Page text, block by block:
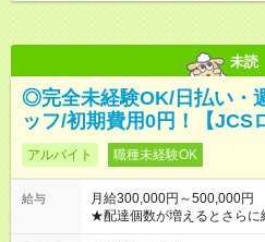
未読
◎完全未経験OK/日払い・
ッフ/初期費用0円！【JCS
アルバイト 職種未経験OK
給与
月給300,000円～500,000円
★配達個数が増えるとさらに
ど！ ・主要都市エリア 月収55万円／週5日稼働 月収65万~112